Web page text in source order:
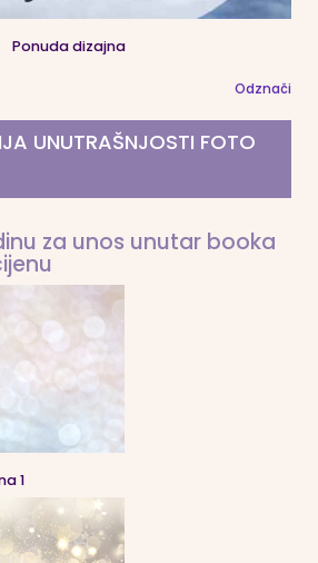
Ponuda dizajna
Odznači
UNUTRAŠNJOSTI FOTO
za unos unutar booka
1